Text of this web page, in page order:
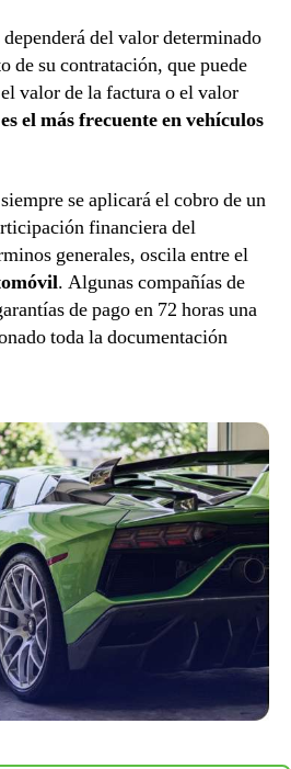
del valor determinado
de su contratación, que puede
valor de la factura o el valor
el más frecuente en vehículos
se aplicará el cobro de un
financiera del
generales, oscila entre el
. Algunas compañías de
de pago en 72 horas una
toda la documentación